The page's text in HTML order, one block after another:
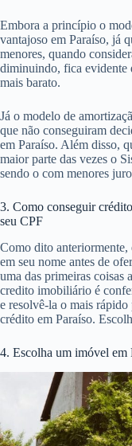
Embora a princípio o
vantajoso em Paraíso, já
menores, quando
diminuindo, fica evidente
mais barato.
Já o modelo de
que não conseguiram
em Paraíso. Além disso,
maior parte das vezes o
sendo o com menores
3. Como conseguir
seu CPF
Como dito anteriormente,
em seu nome antes de
uma das primeiras coisas
credito imobiliário é
e resolvê-la o mais
crédito em Paraíso.
4. Escolha um imóvel em